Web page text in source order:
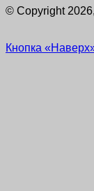
© Copyright
Кнопка